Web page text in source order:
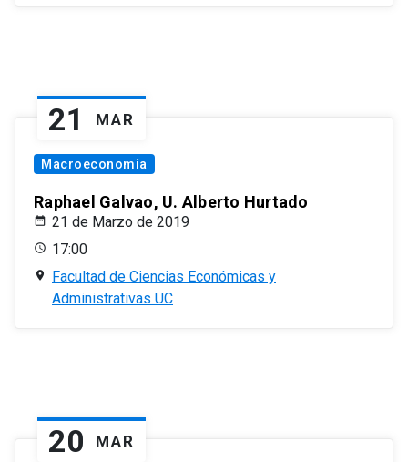
21 MAR
Macroeconomía
Raphael Galvao, U. Alberto Hurtado
21 de Marzo de 2019
17:00
Facultad de Ciencias Económicas y
Administrativas UC
20 MAR